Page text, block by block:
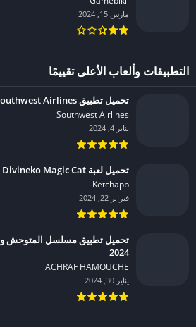
مارس 15, 2024
التطبيقات وألعاب الأعلى تقييمًا
تحميل تطبيق Southwest Airlines مهكر للاندرويد 2024
Southwest Airlines‏
يناير 4, 2024
تحميل لعبة Divineko Magic Cat مهكرة للاندرويد 2024
Ketchapp‏
فبراير 22, 2024
تحميل تطبيق مسلسل المتوحش
2024
ACHRAF HAMOUCHE‏
يناير 30, 2024